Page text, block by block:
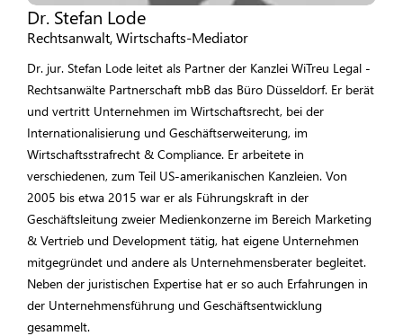
Dr. Stefan Lode
Rechtsanwalt, Wirtschafts-Mediator
Dr. jur. Stefan Lode leitet als Partner der Kanzlei WiTreu Legal -
Rechtsanwälte Partnerschaft mbB das Büro Düsseldorf. Er berät
und vertritt Unternehmen im Wirtschaftsrecht, bei der
Internationalisierung und Geschäftserweiterung, im
Wirtschaftsstrafrecht & Compliance. Er arbeitete in
verschiedenen, zum Teil US-amerikanischen Kanzleien. Von
2005 bis etwa 2015 war er als Führungskraft in der
Geschäftsleitung zweier Medienkonzerne im Bereich Marketing
& Vertrieb und Development tätig, hat eigene Unternehmen
mitgegründet und andere als Unternehmensberater begleitet.
Neben der juristischen Expertise hat er so auch Erfahrungen in
der Unternehmensführung und Geschäftsentwicklung
gesammelt.